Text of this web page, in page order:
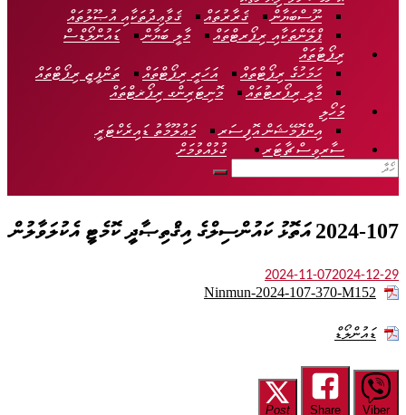
ނޫސްބަޔާން
ޤަރާރުތައް
ޤަވާޢިދުތަކާއި އުޞޫލުތައް
ޕްލޭންތަކާއި ރިޕޯރޓްތައް
މާލީ ބަޔާން
ޑައުންލޯޑްސް
ރިޕޯޓުތައް
ހަމަހުގެ ރިޕޯޓްތައް
އަހަރީ ރިޕޯޓްތައް
ތަންފީޒީ ރިޕޯޓްތައް
މާލީ ރިޕޯރޓުތައް
މޮނިޓަރިންގ ރިޕޯޜޓްތައް
މަހޯލި
އިންފޮމޭޝަން އޮފިސަރ
މަޢުލޫމާތު ޑައިރެކްޓަރީ
ސާރވިސް ޗާޓަރ
ގުޅުއްވުމަށް
2024-107 އަތޮޅު ކައުންސިލްގެ އިޤްތިޞާދީ ކޮމެޓީ އެކުލަވާލުން
2024-11-072024-12-29
Ninmun-2024-107-370-M152
ޑައުންލޯޑް
Viber
Share
Post